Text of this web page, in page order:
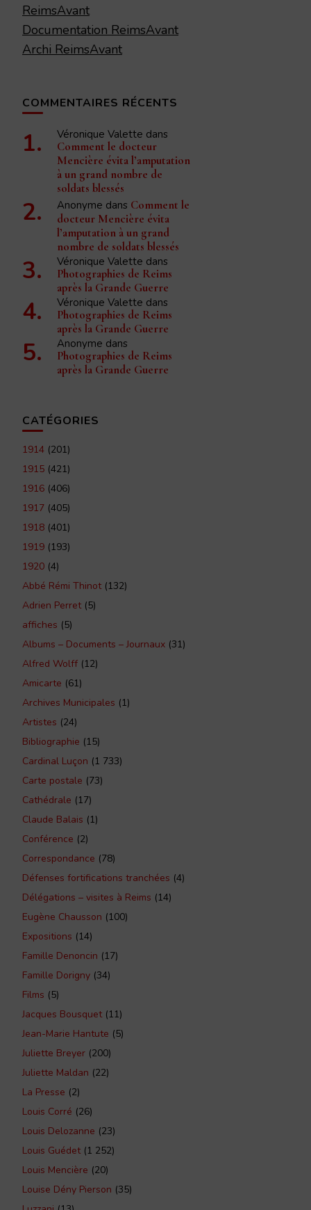
ReimsAvant
Documentation ReimsAvant
Archi ReimsAvant
COMMENTAIRES RÉCENTS
Véronique Valette dans
Comment le docteur
Mencière évita l’amputation
à un grand nombre de
soldats blessés
Anonyme dans Comment le
docteur Mencière évita
l’amputation à un grand
nombre de soldats blessés
Véronique Valette dans
Photographies de Reims
après la Grande Guerre
Véronique Valette dans
Photographies de Reims
après la Grande Guerre
Anonyme dans
Photographies de Reims
après la Grande Guerre
CATÉGORIES
1914 (201)
1915 (421)
1916 (406)
1917 (405)
1918 (401)
1919 (193)
1920 (4)
Abbé Rémi Thinot(132)
Adrien Perret(5)
affiches (5)
Albums – Documents – Journaux (31)
Alfred Wolff (12)
Amicarte (61)
Archives Municipales (1)
Artistes (24)
Bibliographie (15)
Cardinal Luçon (1 733)
Carte postale (73)
Cathédrale (17)
Claude Balais (1)
Conférence (2)
Correspondance (78)
Défenses fortifications tranchées (4)
Délégations – visites à Reims (14)
Eugène Chausson (100)
Expositions (14)
Famille Denoncin (17)
Famille Dorigny (34)
Films (5)
Jacques Bousquet(11)
Jean-Marie Hantute (5)
Juliette Breyer (200)
Juliette Maldan (22)
La Presse (2)
Louis Corré (26)
Louis Delozanne (23)
Louis Guédet(1 252)
Louis Mencière (20)
Louise Dény Pierson (35)